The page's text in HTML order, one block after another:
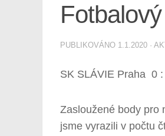
PUBLIKOVÁNO 1.1.2020 ·
SK SLÁVIE Praha 0
Zasloužené body pro
jsme vyrazili v počtu